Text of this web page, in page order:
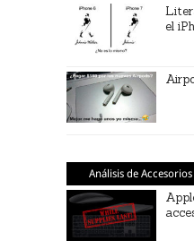
el
Análisis de Accesorios